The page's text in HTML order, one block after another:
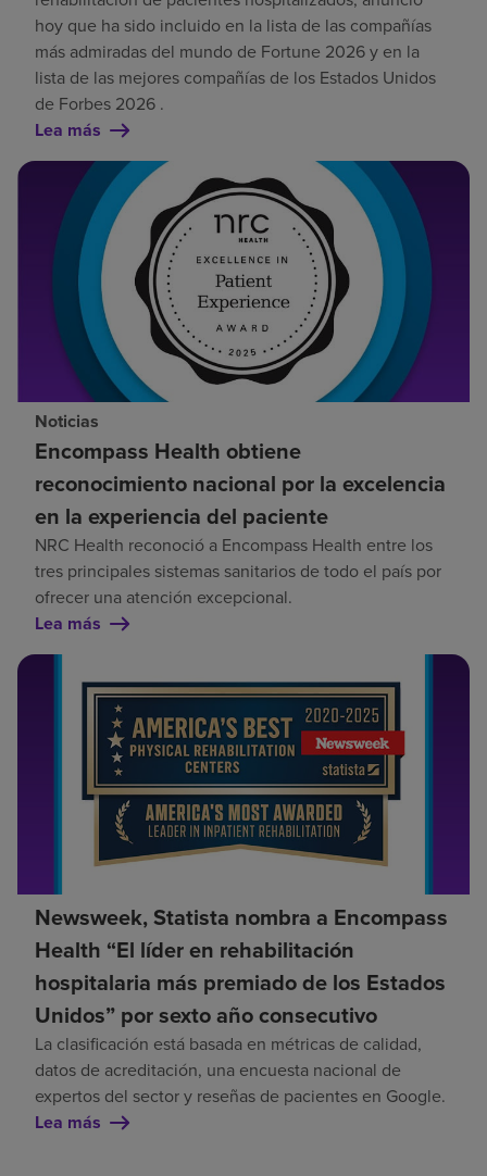
hoy que ha sido incluido en la lista de las compañías
más admiradas del mundo de Fortune 2026 y en la
lista de las mejores compañías de los Estados Unidos
de Forbes 2026 .
Lea más
Noticias
Encompass Health obtiene
reconocimiento nacional por la excelencia
en la experiencia del paciente
NRC Health reconoció a Encompass Health entre los
tres principales sistemas sanitarios de todo el país por
ofrecer una atención excepcional.
Lea más
Newsweek, Statista nombra a Encompass
Health “El líder en rehabilitación
hospitalaria más premiado de los Estados
Unidos” por sexto año consecutivo
La clasificación está basada en métricas de calidad,
datos de acreditación, una encuesta nacional de
expertos del sector y reseñas de pacientes en Google.
Lea más